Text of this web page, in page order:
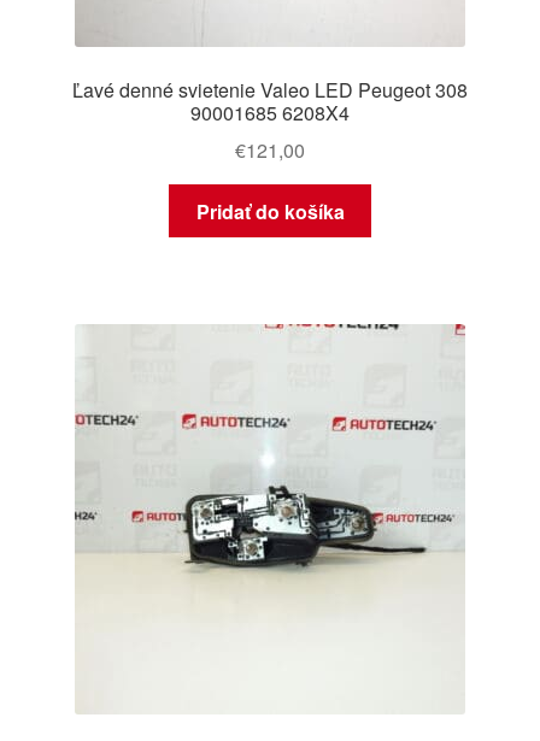
Ľavé denné svietenie Valeo LED Peugeot 308
90001685 6208X4
€121,00
Pridať do košíka